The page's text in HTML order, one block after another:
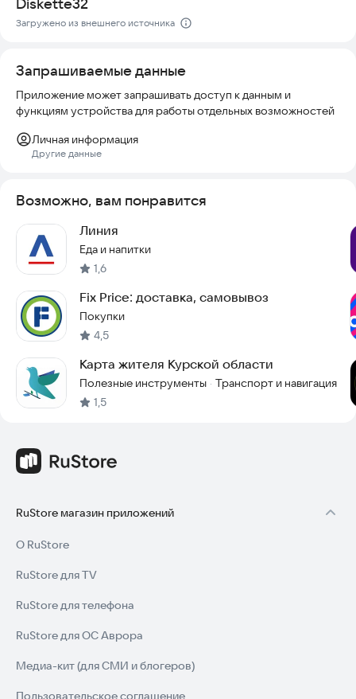
Загружено из внешнего источника
Запрашиваемые данные
Приложение может запрашивать доступ к данным и
функциям устройства для работы отдельных возможностей
Личная информация
Другие данные
Возможно, вам понравится
Линия
Еда и напитки
1,6
Fix Price: доставка, самовывоз
Покупки
4,5
Карта жителя Курской области
Полезные инструменты · Транспорт и навигация
1,5
RuStore магазин приложений
О RuStore
RuStore для TV
RuStore для телефона
RuStore для ОС Аврора
Медиа-кит (для СМИ и блогеров)
Пользовательское соглашение